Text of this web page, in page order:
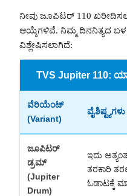
ನೀವು ಜೂಪಿಟರ್ 110
ಆಯ್ಕೆಗಳಿವೆ. ನಿಮ್ಮ ದಿನನಿತ್ಯದ
ವಿಶ್ಲೇಷಿಸಲಾಗಿದೆ:
TVS Jupiter 110:
ವೆರಿಯೆಂಟ್
(Variant)
ಜೂಪಿಟರ್
ಡ್ರಮ್
(Jupiter
Drum)
ಇದು
ತರಕಾರಿ
ಓಡಾಟಕ್ಕೆ